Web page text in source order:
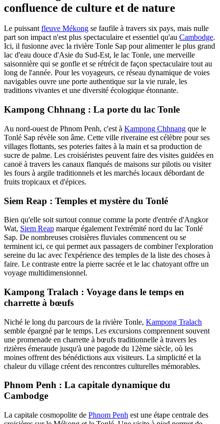
confluence de culture et de nature
Le puissantfleuve Mékong se faufile à travers six pays, mais nulle
part son impact n'est plus spectaculaire et essentiel qu'au Cambodge.
Ici, il fusionne avec la rivière Tonle Sap pour alimenter le plus grand
lac d'eau douce d'Asie du Sud-Est, le lac Tonle, une merveille
saisonnière qui se gonfle et se rétrécit de façon spectaculaire tout au
long de l'année. Pour les voyageurs, ce réseau dynamique de voies
navigables ouvre une porte authentique sur la vie rurale, les
traditions vivantes et une diversité écologique étonnante.
Kampong Chhnang : La porte du lac Tonle
Au nord-ouest de Phnom Penh, c'est à Kampong Chhnang que le
Tonlé Sap révèle son âme. Cette ville riveraine est célèbre pour ses
villages flottants, ses poteries faites à la main et sa production de
sucre de palme. Les croisiéristes peuvent faire des visites guidées en
canoë à travers les canaux flanqués de maisons sur pilotis ou visiter
les fours à argile traditionnels et les marchés locaux débordant de
fruits tropicaux et d'épices.
Siem Reap : Temples et mystère du Tonlé
Bien qu'elle soit surtout connue comme la porte d'entrée d'Angkor
Wat, Siem Reap marque également l'extrémité nord du lac Tonlé
Sap. De nombreuses croisières fluviales commencent ou se
terminent ici, ce qui permet aux passagers de combiner l'exploration
sereine du lac avec l'expérience des temples de la liste des choses à
faire. Le contraste entre la pierre sacrée et le lac chatoyant offre un
voyage multidimensionnel.
Kampong Tralach : Voyage dans le temps en
charrette à bœufs
Niché le long du parcours de la rivière Tonle, Kampong Tralach
semble épargné par le temps. Les excursions comprennent souvent
une promenade en charrette à bœufs traditionnelle à travers les
rizières émeraude jusqu'à une pagode du 12ème siècle, où les
moines offrent des bénédictions aux visiteurs. La simplicité et la
chaleur du village créent des rencontres culturelles mémorables.
Phnom Penh : La capitale dynamique du
Cambodge
La capitale cosmopolite de Phnom Penh est une étape centrale des